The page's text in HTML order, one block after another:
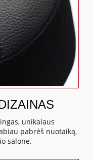
unikalaus
pabrėš nuotaiką,
salone.